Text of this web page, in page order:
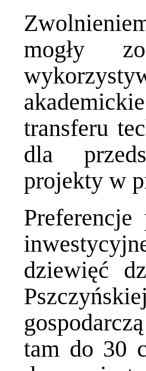
mogły
transferu
dla
projekty w
dziewięć
tam do 30